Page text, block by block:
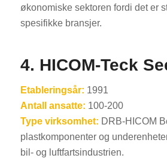
økonomiske sektoren fordi det er
spesifikke bransjer.
4. HICOM-Teck
Etableringsår: 1991
Antall ansatte: 100-200
Type virksomhet: DRB-HICOM
plastkomponenter og
bil- og luftfartsindustrien.